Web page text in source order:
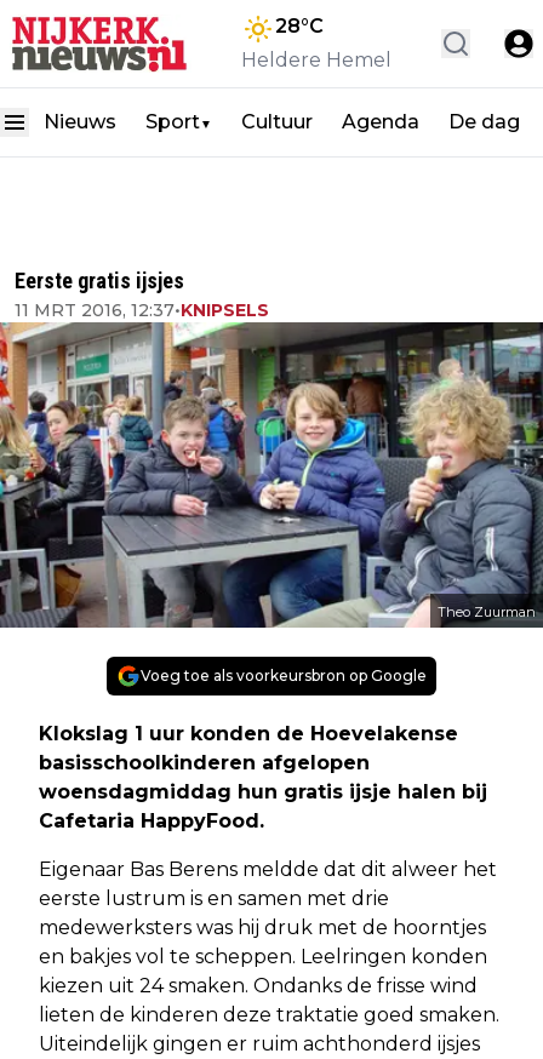
28°C
Heldere Hemel
Nieuws Sport▼ Cultuur Agenda De dag
Eerste gratis ijsjes
11 MRT 2016, 12:37•KNIPSELS
Theo Zuurman
Voeg toe als voorkeursbron op Google
Klokslag 1 uur konden de Hoevelakense
basisschoolkinderen afgelopen
woensdagmiddag hun gratis ijsje halen bij
Cafetaria HappyFood.
Eigenaar Bas Berens meldde dat dit alweer het
eerste lustrum is en samen met drie
medewerksters was hij druk met de hoorntjes
en bakjes vol te scheppen. Leelringen konden
kiezen uit 24 smaken. Ondanks de frisse wind
lieten de kinderen deze traktatie goed smaken.
Uiteindelijk gingen er ruim achthonderd ijsjes